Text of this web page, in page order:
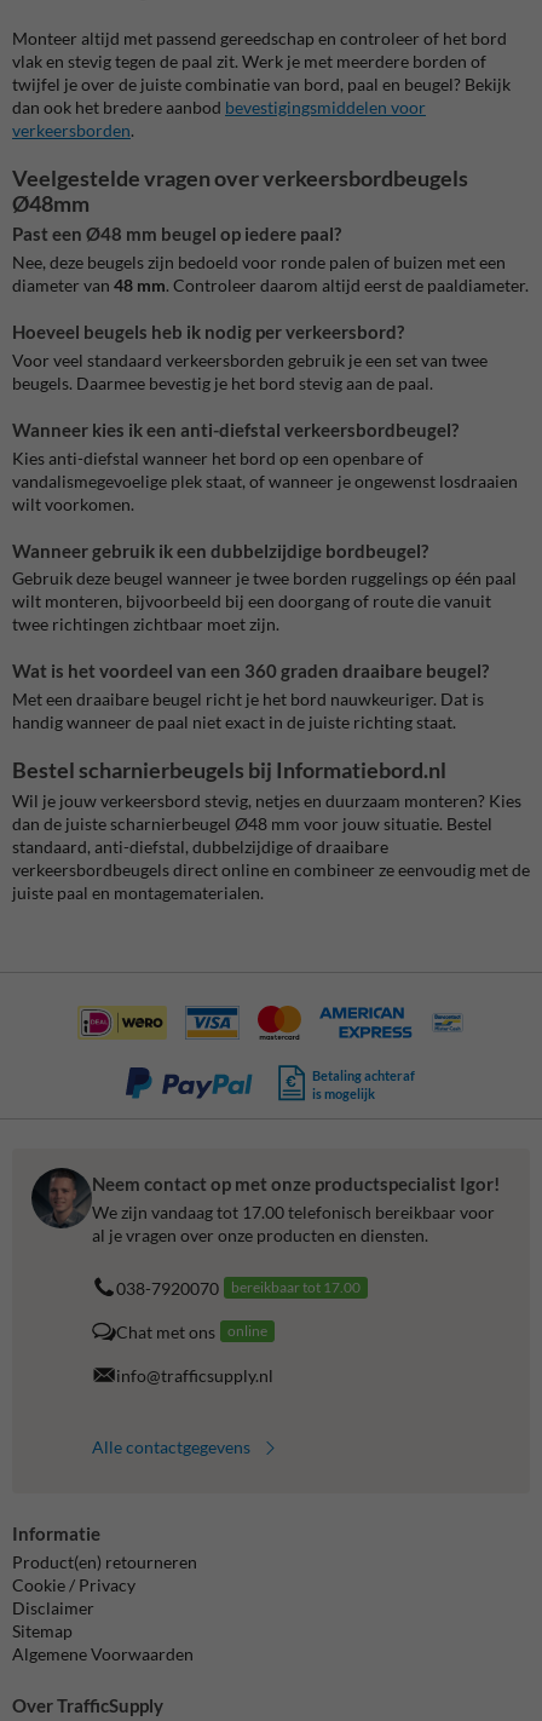
Monteer altijd met passend gereedschap en controleer of het bord
vlak en stevig tegen de paal zit. Werk je met meerdere borden of
twijfel je over de juiste combinatie van bord, paal en beugel? Bekijk
dan ook het bredere aanbod bevestigingsmiddelen voor
verkeersborden.
Veelgestelde vragen over verkeersbordbeugels
Ø48mm
Past een Ø48 mm beugel op iedere paal?
Nee, deze beugels zijn bedoeld voor ronde palen of buizen met een
diameter van 48 mm. Controleer daarom altijd eerst de paaldiameter.
Hoeveel beugels heb ik nodig per verkeersbord?
Voor veel standaard verkeersborden gebruik je een set van twee
beugels. Daarmee bevestig je het bord stevig aan de paal.
Wanneer kies ik een anti-diefstal verkeersbordbeugel?
Kies anti-diefstal wanneer het bord op een openbare of
vandalismegevoelige plek staat, of wanneer je ongewenst losdraaien
wilt voorkomen.
Wanneer gebruik ik een dubbelzijdige bordbeugel?
Gebruik deze beugel wanneer je twee borden ruggelings op één paal
wilt monteren, bijvoorbeeld bij een doorgang of route die vanuit
twee richtingen zichtbaar moet zijn.
Wat is het voordeel van een 360 graden draaibare beugel?
Met een draaibare beugel richt je het bord nauwkeuriger. Dat is
handig wanneer de paal niet exact in de juiste richting staat.
Bestel scharnierbeugels bij Informatiebord.nl
Wil je jouw verkeersbord stevig, netjes en duurzaam monteren? Kies
dan de juiste scharnierbeugel Ø48 mm voor jouw situatie. Bestel
standaard, anti-diefstal, dubbelzijdige of draaibare
verkeersbordbeugels direct online en combineer ze eenvoudig met de
juiste paal en montagematerialen.
Betaling achteraf
is mogelijk
Neem contact op met onze productspecialist Igor!
We zijn vandaag tot 17.00 telefonisch bereikbaar voor
al je vragen over onze producten en diensten.
038-7920070 bereikbaar tot 17.00
Chat met ons online
info@trafficsupply.nl
Alle contactgegevens
Informatie
Product(en) retourneren
Cookie / Privacy
Disclaimer
Sitemap
Algemene Voorwaarden
Over TrafficSupply